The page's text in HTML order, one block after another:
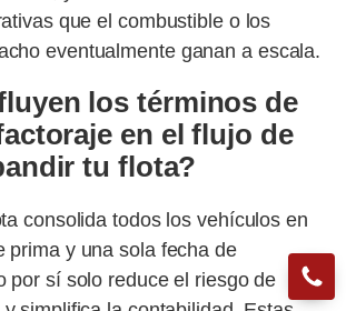
que el combustible o los
eventualmente ganan a escala.
los términos de
en el flujo de
tu flota?
consolida todos los vehículos en
prima y una sola fecha de
por sí solo reduce el riesgo de